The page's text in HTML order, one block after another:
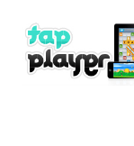
contenuto